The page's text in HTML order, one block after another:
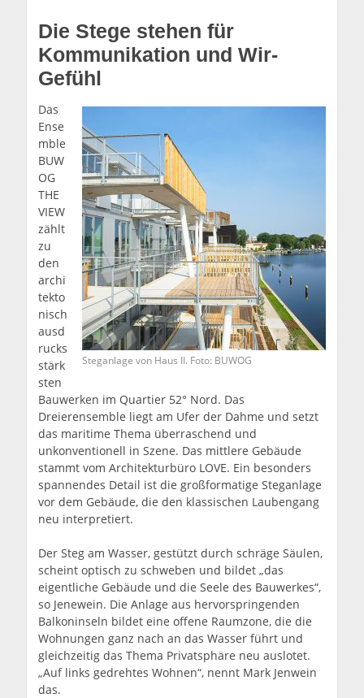
Die Stege stehen für
Kommunikation und Wir-
Gefühl
Steganlage von Haus II. Foto: BUWOG
Das
Ense
mble
BUW
OG
THE
VIEW
zählt
zu
den
archi
tekto
nisch
ausd
rucks
stärk
sten
Bauwerken im Quartier 52° Nord. Das
Dreierensemble liegt am Ufer der Dahme und setzt
das maritime Thema überraschend und
unkonventionell in Szene. Das mittlere Gebäude
stammt vom Architekturbüro LOVE. Ein besonders
spannendes Detail ist die großformatige Steganlage
vor dem Gebäude, die den klassischen Laubengang
neu interpretiert.
Der Steg am Wasser, gestützt durch schräge Säulen,
scheint optisch zu schweben und bildet „das
eigentliche Gebäude und die Seele des Bauwerkes“,
so Jenewein. Die Anlage aus hervorspringenden
Balkoninseln bildet eine offene Raumzone, die die
Wohnungen ganz nach an das Wasser führt und
gleichzeitig das Thema Privatsphäre neu auslotet.
„Auf links gedrehtes Wohnen“, nennt Mark Jenwein
das.